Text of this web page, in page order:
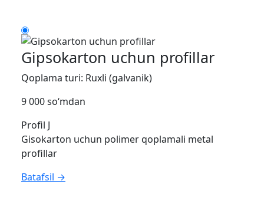
Gipsokarton uchun profillar
Qoplama turi: Ruxli (galvanik)
9 000 so‘mdan
Profil J
Gisokarton uchun polimer qoplamali metal
profillar
Batafsil →